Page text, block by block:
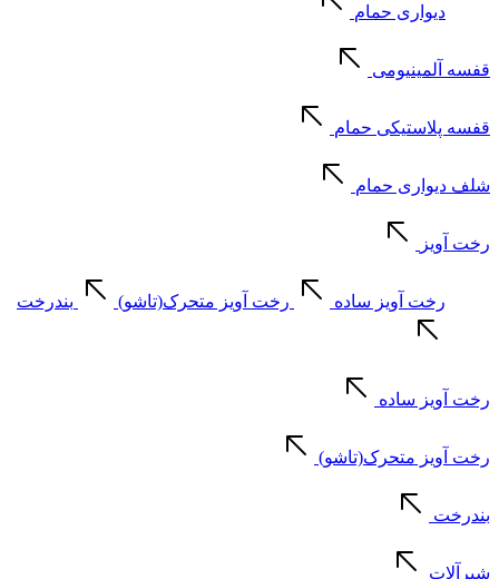
دیواری حمام
قفسه آلمینیومی
قفسه پلاستیکی حمام
شلف دیواری حمام
رخت آویز
رخت آویز ساده رخت آویز متحرک(تاشو) بندرخت
رخت آویز ساده
رخت آویز متحرک(تاشو)
بندرخت
شیرآلات